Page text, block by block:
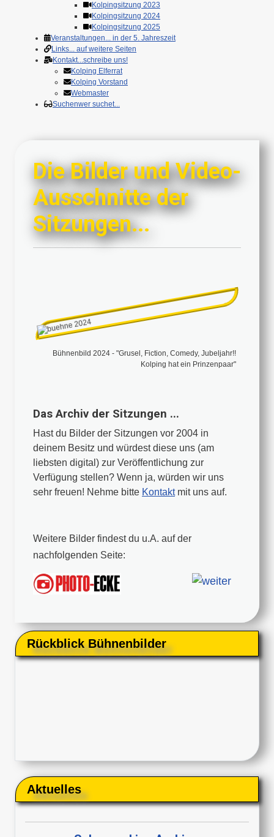
Kolpingsitzung 2023
Kolpingsitzung 2024
Kolpingsitzung 2025
Veranstaltungen... in der 5. Jahreszeit
Links... auf weitere Seiten
Kontakt...schreibe uns!
Kolping Elferrat
Kolping Vorstand
Webmaster
Suchenwer suchet...
Aktuelles
Die Bilder und Video-
Ausschnitte der
Sitzungen...
Bühnenbild 2024 - "Grusel, Fiction, Comedy, Jubeljahr!!
Kolping hat ein Prinzenpaar"
Das Archiv der Sitzungen ...
Hast du Bilder der Sitzungen vor 2004 in
deinem Besitz und würdest diese uns (am
liebsten digital) zur Veröffentlichung zur
Verfügung stellen? Wenn ja, würden wir uns
sehr freuen! Nehme bitte Kontaktmit uns auf.
Weitere Bilder findest du u.A. auf der
nachfolgenden Seite:
Rückblick Bühnenbilder